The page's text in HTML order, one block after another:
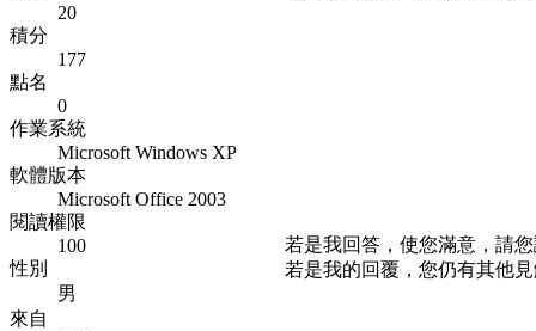
20
積分
177
點名
0
作業系統
Microsoft Windows XP
軟體版本
Microsoft Office 2003
閱讀權限
100
性別
男
來自
若是我回答，使您滿意
若是我的回覆，您仍有其他